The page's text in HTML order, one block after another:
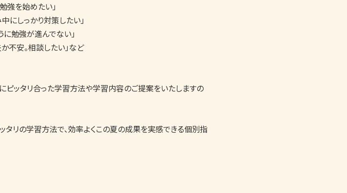
強を始めたい」
にしっかり対策したい」
に勉強が進んでない」
不安。相談したい」など
ピッタリ合った学習方法や学習内容のご提案をいたしますの
リの学習方法で、効率よくこの夏の成果を実感できる個別指